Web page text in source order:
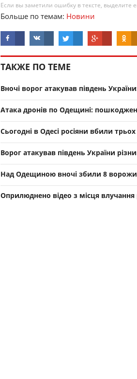
Если вы заметили ошибку в тексте, выделите
Больше по темам: Новини
ТАКЖЕ ПО ТЕМЕ
Вночі ворог атакував південь
Атака дронів по Одещині:
Сьогодні в Одесі росіяни вбили
Ворог атакував південь України
Над Одещиною вночі збили 8
Оприлюднено відео з місця